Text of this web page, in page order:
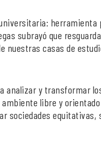
herramienta
subrayó que
nuestras casas de
analizar y transformar
libre y
equitativas,